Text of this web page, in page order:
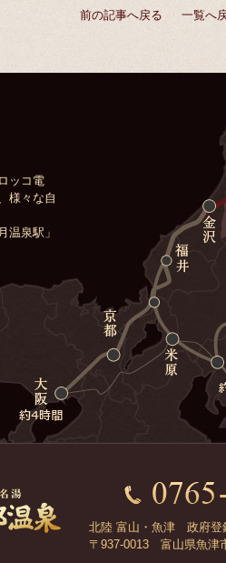
前の記事へ戻る 一覧へ
ッコ電
様々な自
温泉駅」
北陸 富山・魚津 政府
〒937-0013 富山県魚津